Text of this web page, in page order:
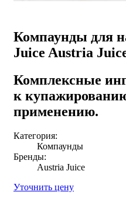
Компаунды для
Juice Austria
Комплексные
к
применению.
Категория:
Компаунды
Бренды:
Austria Juice
Уточнить цену